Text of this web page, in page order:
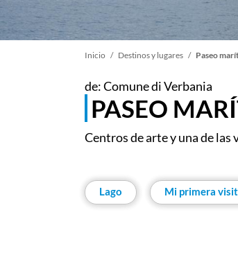
enlaces
de
ayuda
a
Inicio Destinos y lugares Paseo
de: Comune di Verbania
PASEO
Centros de arte y una de las
Lago Mi primera